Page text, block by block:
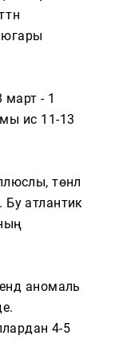
югары
- 1
исә 11-13
төнлә
Бу атлантик
аномаль
4-5